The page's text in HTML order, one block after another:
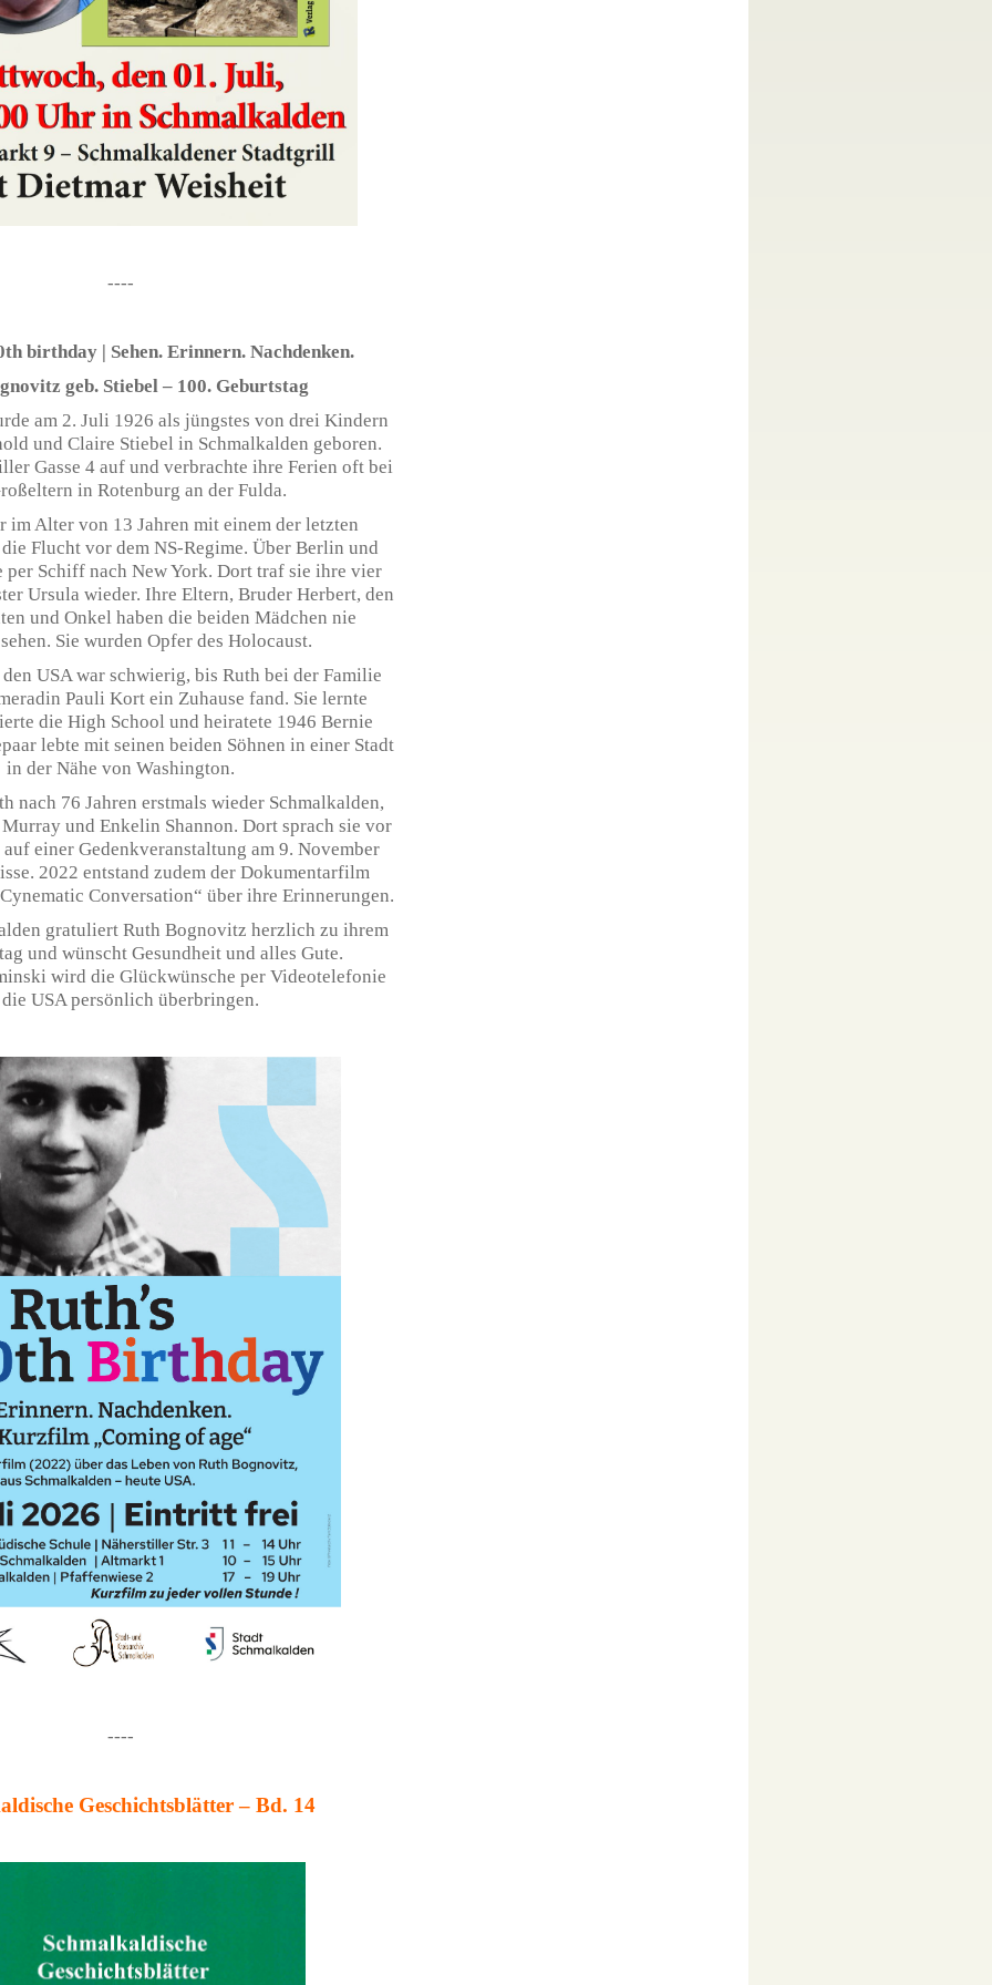
----
birthday | Sehen. Erinnern. Nachdenken.
geb. Stiebel – 100. Geburtstag
am 2. Juli 1926 als jüngstes von drei Kindern
und Claire Stiebel in Schmalkalden geboren.
Gasse 4 auf und verbrachte ihre Ferien oft bei
in Rotenburg an der Fulda.
im Alter von 13 Jahren mit einem der letzten
Flucht vor dem NS-Regime. Über Berlin und
per Schiff nach New York. Dort traf sie ihre vier
Ursula wieder. Ihre Eltern, Bruder Herbert, den
und Onkel haben die beiden Mädchen nie
Sie wurden Opfer des Holocaust.
USA war schwierig, bis Ruth bei der Familie
Pauli Kort ein Zuhause fand. Sie lernte
die High School und heiratete 1946 Bernie
lebte mit seinen beiden Söhnen in einer Stadt
in der Nähe von Washington.
nach 76 Jahren erstmals wieder Schmalkalden,
und Enkelin Shannon. Dort sprach sie vor
einer Gedenkveranstaltung am 9. November
2022 entstand zudem der Dokumentarfilm
Conversation“ über ihre Erinnerungen.
gratuliert Ruth Bognovitz herzlich zu ihrem
und wünscht Gesundheit und alles Gute.
wird die Glückwünsche per Videotelefonie
USA persönlich überbringen.
----
Geschichtsblätter – Bd. 14